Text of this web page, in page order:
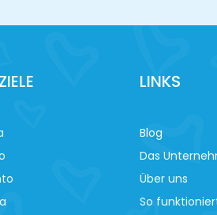
LINKS
Blog
Das
Über uns
So